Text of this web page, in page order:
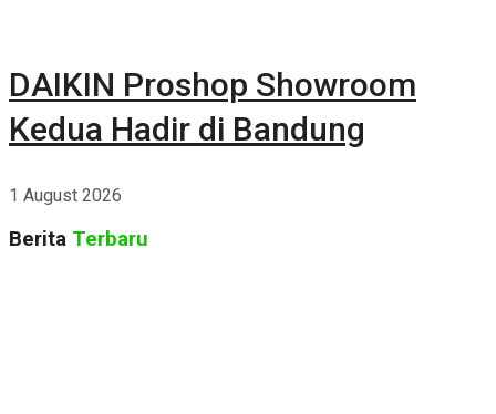
DAIKIN Proshop Showroom
Kedua Hadir di Bandung
1 August 2026
Berita Terbaru